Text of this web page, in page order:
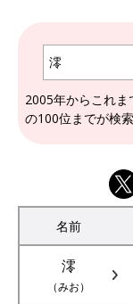
2005年からこれ
の100位までが検
名前
澪
（みお）